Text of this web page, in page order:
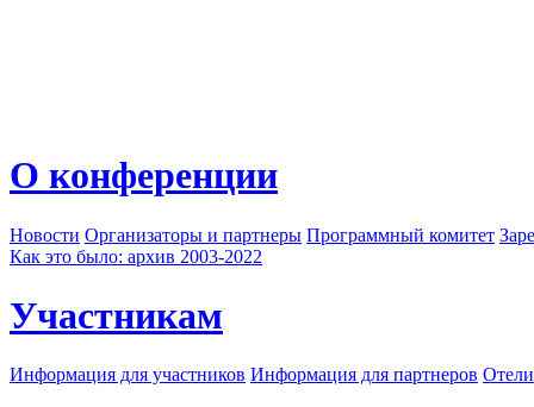
О конференции
Новости Организаторы и партнеры Программный комитет
Как это было: архив 2003-2022
Участникам
Информация для участников Информация для партнеров